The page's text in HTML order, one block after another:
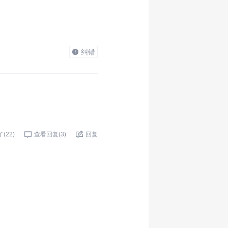
纠错
(22) 查看回复(3) 回复